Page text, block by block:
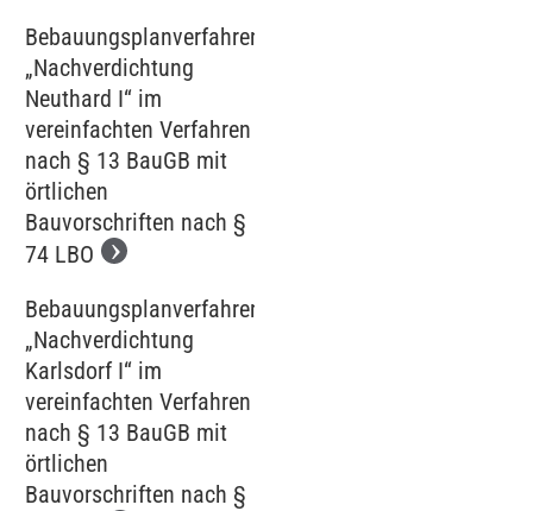
Bebauungsplanverfahren
„Nachverdichtung
Neuthard I“ im
vereinfachten Verfahren
nach § 13 BauGB mit
örtlichen
Bauvorschriften nach §
74 LBO
Bebauungsplanverfahren
„Nachverdichtung
Karlsdorf I“ im
vereinfachten Verfahren
nach § 13 BauGB mit
örtlichen
Bauvorschriften nach §